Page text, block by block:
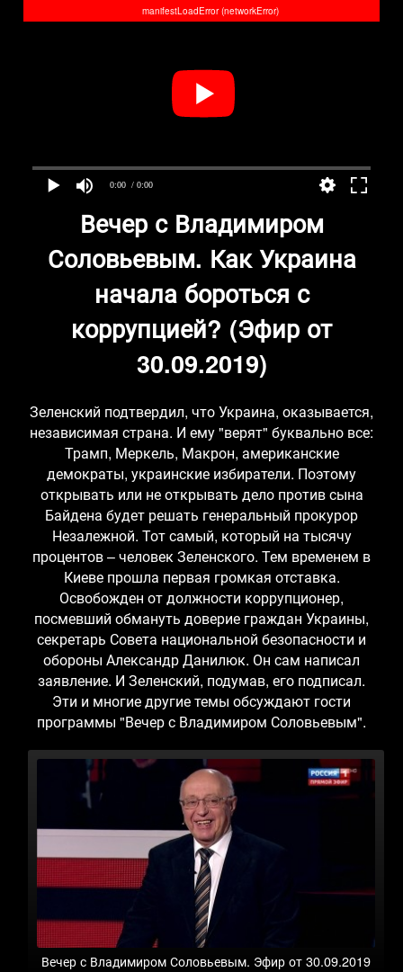
0:00 / 0:00
manifestLoadError (networkError)
Вечер с Владимиром
Соловьевым. Как Украина
начала бороться с
коррупцией? (Эфир от
30.09.2019)
Зеленский подтвердил, что Украина, оказывается,
независимая страна. И ему "верят" буквально все:
Трамп, Меркель, Макрон, американские
демократы, украинские избиратели. Поэтому
открывать или не открывать дело против сына
Байдена будет решать генеральный прокурор
Незалежной. Тот самый, который на тысячу
процентов – человек Зеленского. Тем временем в
Киеве прошла первая громкая отставка.
Освобожден от должности коррупционер,
посмевший обмануть доверие граждан Украины,
секретарь Совета национальной безопасности и
обороны Александр Данилюк. Он сам написал
заявление. И Зеленский, подумав, его подписал.
Эти и многие другие темы обсуждают гости
программы "Вечер с Владимиром Соловьевым".
Вечер с Владимиром Соловьевым. Эфир от 30.09.2019